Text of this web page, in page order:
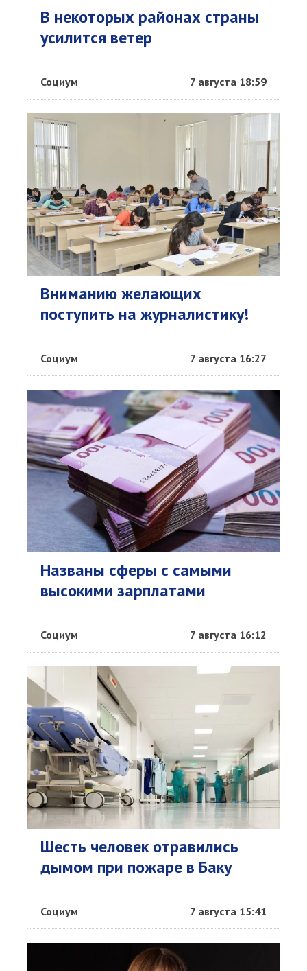
В некоторых районах страны
усилится ветер
Социум 7 августа 18:59
Вниманию желающих
поступить на журналистику!
Социум 7 августа 16:27
Названы сферы с самыми
высокими зарплатами
Социум 7 августа 16:12
Шесть человек отравились
дымом при пожаре в Баку
Социум 7 августа 15:41